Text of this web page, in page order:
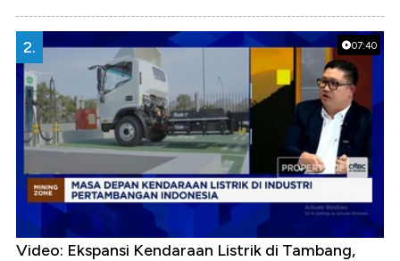
07:40
2.
Video: Ekspansi Kendaraan Listrik di Tambang,